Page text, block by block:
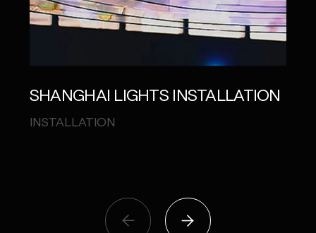
SHANGHAI LIGHTS INSTALLATION
INSTALLATION